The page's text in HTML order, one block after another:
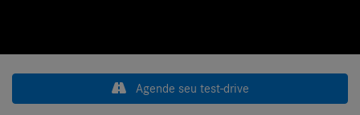
Agende seu test-drive